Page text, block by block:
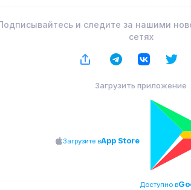
и следите за нашими
сетях
Загрузить приложение
Загрузите вApp Store
Доступно в